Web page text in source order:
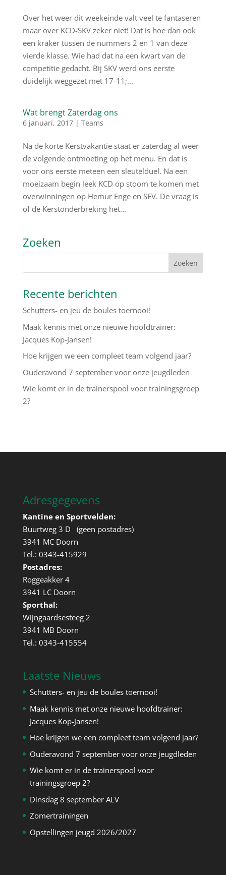
Over het weer dit weekeinde valt veel te fantaseren
maar over KCD-SKV zeker niet! Dat is hoe dan ook
een kraker tussen de nummers 2 en 1 van deze
vierde klasse. Wie had dat na een kwart van de
competitie gedacht. Bij SKV werd ons eerste
duidelijk weggezet met 17-11;...
Wat brengt Zaterdag ons
6 januari, 2017| Teams
Na de korte Kerstvakantie staat er zaterdag al weer
de volgende ontmoeting op het menu. En dat is
voor ons eerste meteen een sleutelduel. Na een
moeizaam begin leek KCD op stoom te komen met
overwinningen op Hemur Enge en SEV. De vraag is
of de Kerstonderbreking het...
Zoeken
Recente berichten
Schutters- en jeu de boules toernooi!
Maak kennis met onze nieuwe hoofdtrainer:
Jacques Kop-Jansen!
Hoe krijgen we een compleet team volgend jaar?
Ouderavond 7 september voor onze jeugdleden
Wie komt er in de trainerspool voor trainingsgroep
2?
Adresgegevens
Kantine en Sportvelden:
Buurtweg 3 D (geen postadres)
3941 MC Doorn
Tel.: 0343-415929
Postadres:
Roggeakker 4
3941 LC Doorn
Sporthal:
Wijngaardsesteeg 2
3941 MB Doorn
Tel.: 0343-415554
Laatste Nieuws
Schutters- en jeu de boules toernooi!
Maak kennis met onze nieuwe hoofdtrainer:
Jacques Kop-Jansen!
Hoe krijgen we een compleet team volgend jaar?
Ouderavond 7 september voor onze jeugdleden
Wie komt er in de trainerspool voor
trainingsgroep 2?
Dinsdag 8 september ALV
Zomertrainingen
Opstellingen jeugd 2026/2027